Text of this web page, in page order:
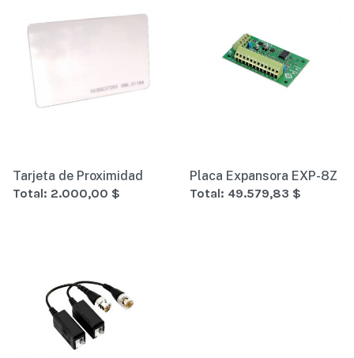
Tarjeta de Proximidad
Total: 2.000,00 $
Placa Expansora EXP-8Z
Total: 49.579,83 $